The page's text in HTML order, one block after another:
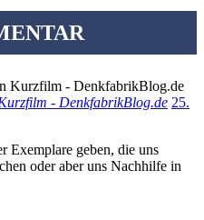
- DenkfabrikBlog.de 25.
geben, die uns
oder aber uns Nachhilfe in